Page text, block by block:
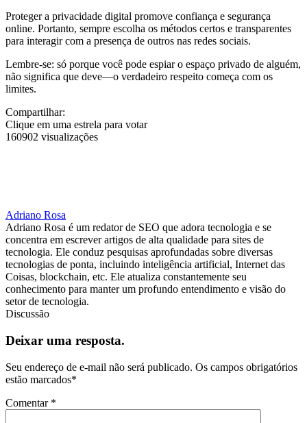
Proteger a privacidade digital promove confiança e segurança
online. Portanto, sempre escolha os métodos certos e transparentes
para interagir com a presença de outros nas redes sociais.
Lembre-se: só porque você pode espiar o espaço privado de alguém,
não significa que deve—o verdadeiro respeito começa com os
limites.
Compartilhar:
Clique em uma estrela para votar
160902 visualizações
Adriano Rosa
Adriano Rosa é um redator de SEO que adora tecnologia e se
concentra em escrever artigos de alta qualidade para sites de
tecnologia. Ele conduz pesquisas aprofundadas sobre diversas
tecnologias de ponta, incluindo inteligência artificial, Internet das
Coisas, blockchain, etc. Ele atualiza constantemente seu
conhecimento para manter um profundo entendimento e visão do
setor de tecnologia.
Discussão
Deixar uma resposta.
Seu endereço de e-mail não será publicado. Os campos obrigatórios
estão marcados*
Comentar *